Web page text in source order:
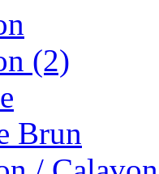
(2)
Brun